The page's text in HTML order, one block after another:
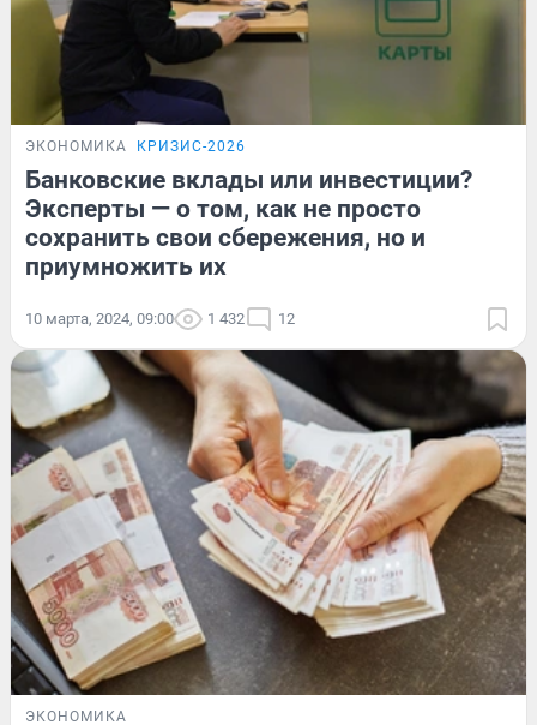
ЭКОНОМИКА КРИЗИС-2026
Банковские вклады или инвестиции?
Эксперты — о том, как не просто
сохранить свои сбережения, но и
приумножить их
10 марта, 2024, 09:00 1 432 12
ЭКОНОМИКА